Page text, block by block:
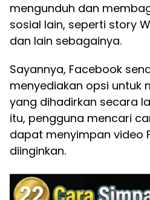
mengunduh dan
sosial lain, seperti story
dan lain sebagainya.
Sayannya, Facebook
menyediakan opsi untuk
yang dihadirkan secara
itu, pengguna mencari
dapat menyimpan video
diinginkan.